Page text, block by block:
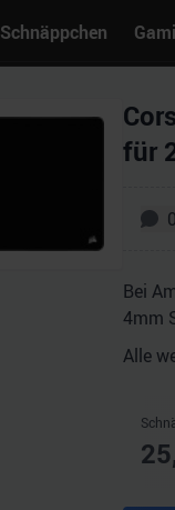
Schnäppchen
für
0
Bei
4mm
Alle